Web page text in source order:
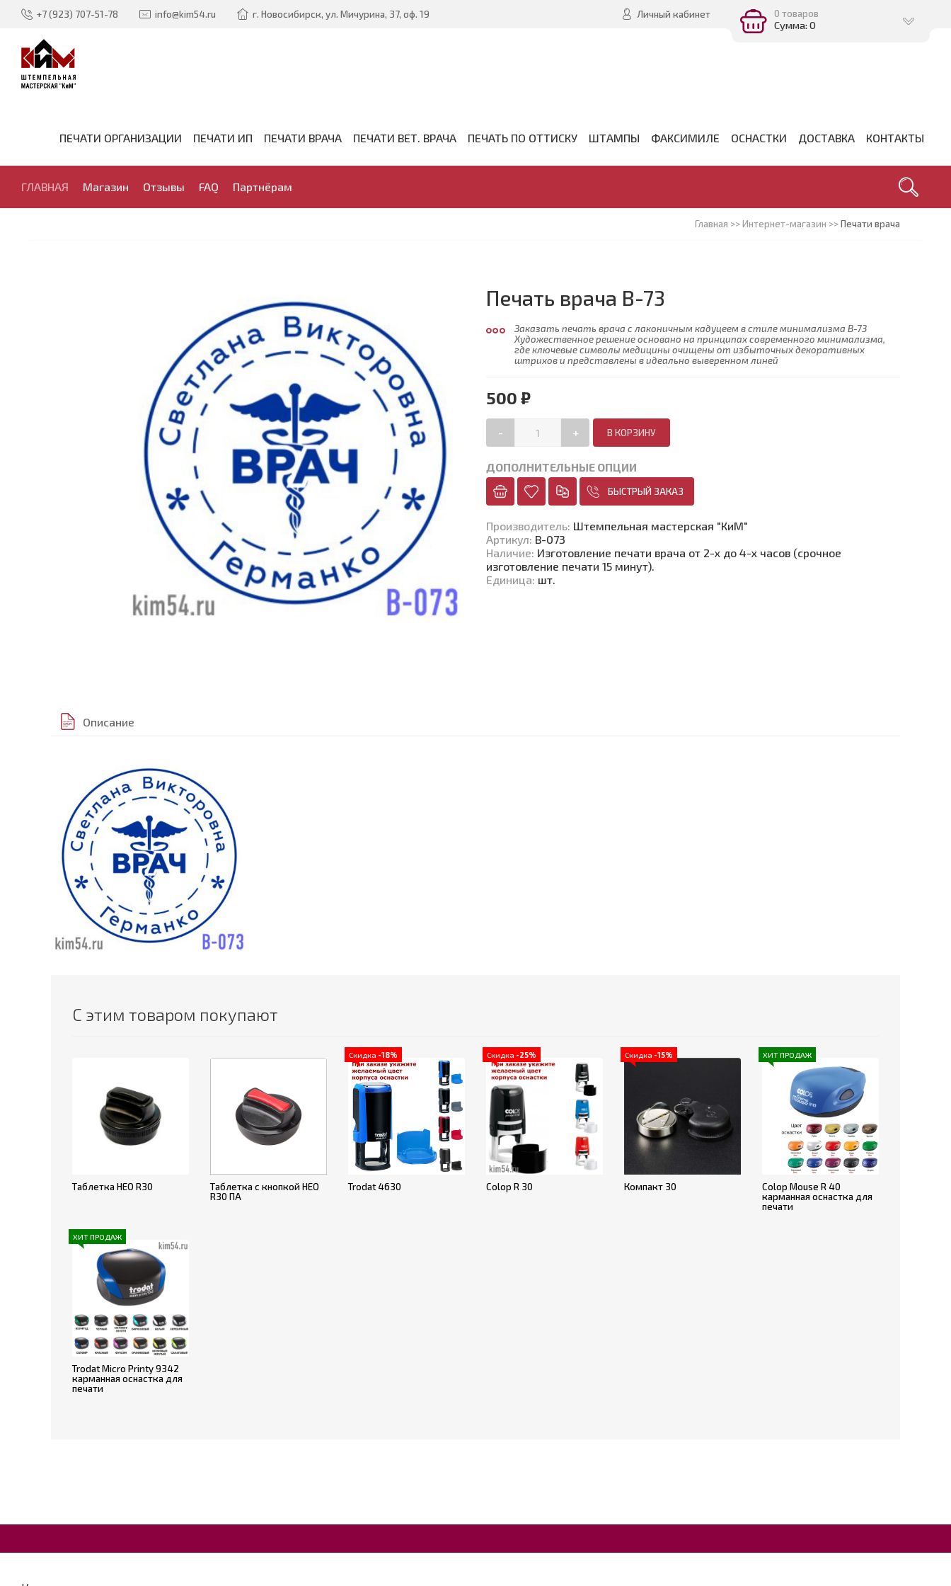
+7 (923) 707-51-78 info@kim54.ru г. Новосибирск, ул. Мичурина, 37, оф. 19 Личный кабинет 0 товаров
Сумма: 0
ПЕЧАТИ ОРГАНИЗАЦИИ ПЕЧАТИ ИП ПЕЧАТИ ВРАЧА ПЕЧАТИ ВЕТ. ВРАЧА ПЕЧАТЬ ПО ОТТИСКУ ШТАМПЫ ФАКСИМИЛЕ ОСНАСТКИ ДОСТАВКА КОНТАКТЫ
ГЛАВНАЯ Магазин Отзывы FAQ Партнёрам
Главная >>Интернет-магазин >>Печати врача
Печать врача В-73
Заказать печать врача с лаконичным кадуцеем в стиле минимализма В-73
Художественное решение основано на принципах современного минимализма,
где ключевые символы медицины очищены от избыточных декоративных
штрихов и представлены в идеально выверенном линей
500 ₽
- +
ДОПОЛНИТЕЛЬНЫЕ ОПЦИИ
БЫСТРЫЙ ЗАКАЗ
Производитель: Штемпельная мастерская "КиМ"
Артикул: В-073
Наличие: Изготовление печати врача от 2-х до 4-х часов (срочное
изготовление печати 15 минут).
Единица: шт.
Описание
С этим товаром покупают
Таблетка НЕО R30
Таблетка с кнопкой НЕО
R30 ПА
Скидка -18%
Trodat 4630
Скидка -25%
Colop R 30
Скидка -15%
Компакт 30
ХИТ ПРОДАЖ
Colop Mouse R 40
карманная оснастка для
печати
ХИТ ПРОДАЖ
Trodat Micro Printy 9342
карманная оснастка для
печати